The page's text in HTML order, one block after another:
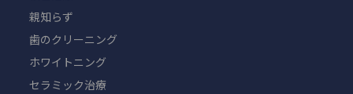
親知らず
歯のクリーニング
ホワイトニング
セラミック治療